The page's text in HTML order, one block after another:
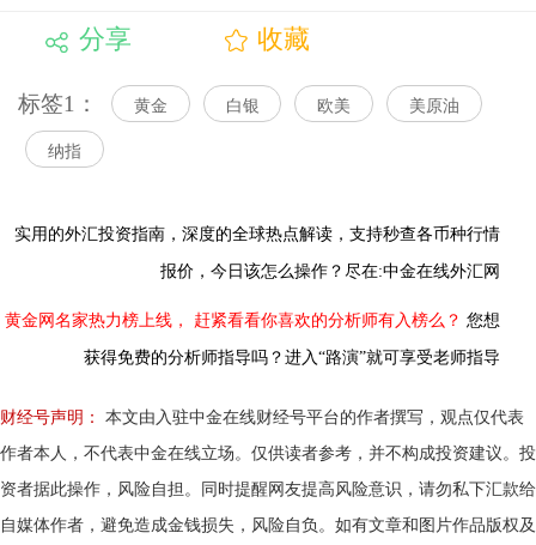
分享 收藏
标签1： 黄金 白银 欧美 美原油
纳指
实用的外汇投资指南， 深度的全球热点解读， 支持秒查各币种行情
报价，今日该怎么操作？尽在:中金在线外汇网
黄金网名家热力榜上线， 赶紧看看你喜欢的分析师有入榜么？ 您想
获得免费的分析师指导吗？进入“路演”就可享受老师指导
财经号声明：
本文由入驻中金在线财经号平台的作者撰写，观点仅代表
作者本人，不代表中金在线立场。仅供读者参考，并不构成投资建议。投
资者据此操作，风险自担。同时提醒网友提高风险意识，请勿私下汇款给
自媒体作者，避免造成金钱损失，风险自负。如有文章和图片作品版权及